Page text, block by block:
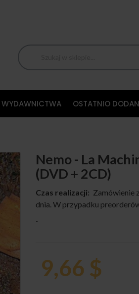
WYDAWNICTWA OSTATNIO
Nemo - La
(DVD + 2CD)
Czas realizacji: Zamówienie
dnia. W przypadku
-
9,66 $